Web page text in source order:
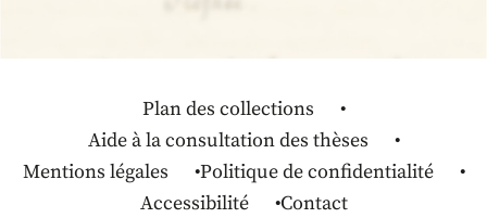
Plan des collections
Aide à la consultation des thèses
Mentions légales
Politique de confidentialité
Accessibilité
Contact